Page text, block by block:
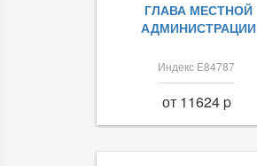
ГЛАВА МЕСТНОЙ
АДМИНИСТРАЦИИ
Индекс Е84787
от 11624 p